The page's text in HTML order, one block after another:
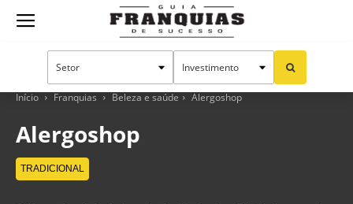
Guia
Franquias
Início Franquias Beleza e saúde Alergoshop
Alergoshop
TRADICIONAL